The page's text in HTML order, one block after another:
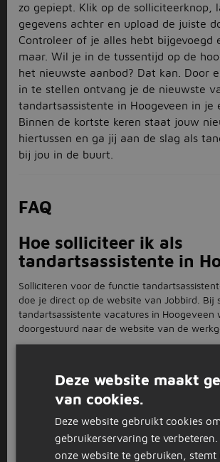
zo gepiept. Klik op de solliciteerknop,
gegevens achter en upload de juiste
Controleer of je alles hebt bijgevoegd
maar. Wil je in de tussentijd op de
het nieuwste aanbod? Dat kan. Door
in te stellen ontvang je de nieuwste
tandartsassistente in Hoogeveen in je
Binnen de kortste keren staat jouw
hiertussen en ga jij aan de slag als
bij jou in de buurt.
FAQ
Hoe solliciteer ik als
tandartsassistente in
Solliciteren voor de functie
doe je direct op de website van Jobbird. Bij
tandartsassistente vacatures in Hoogeveen
doorgestuurd naar de website van de
vacatures zijn er in
Jobbird heeft 2 vacatures voor de functie
Wil je werken als
Deze website maakt
van cookies.
Deze website gebruikt cookies
gebruikerservaring te
onze website te gebruiken, stemt